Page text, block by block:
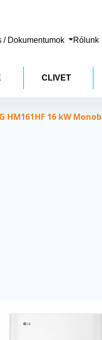
/ Dokumentumok Rólunk
CLIVET
HM161HF 16 kW